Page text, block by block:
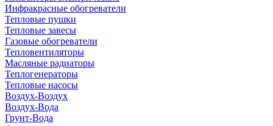
Инфракрасные обогреватели
Тепловые пушки
Тепловые завесы
Газовые обогреватели
Тепловентиляторы
Масляные радиаторы
Теплогенераторы
Тепловые насосы
Воздух-Воздух
Воздух-Вода
Грунт-Вода